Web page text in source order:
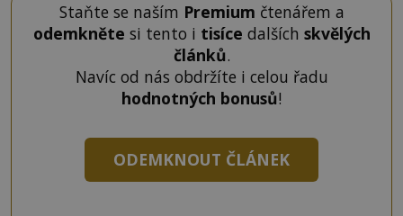
Staňte se naším Premium čtenářem a
odemkněte si tento i tisíce dalších skvělých
článků.
Navíc od nás obdržíte i celou řadu
hodnotných bonusů!
ODEMKNOUT ČLÁNEK